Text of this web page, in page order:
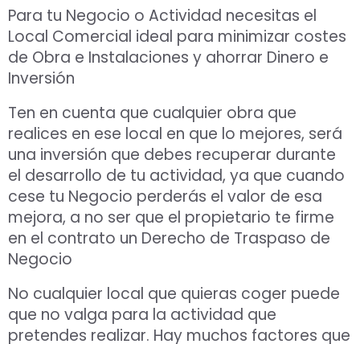
Para tu Negocio o Actividad necesitas el
Local Comercial ideal para minimizar costes
de Obra e Instalaciones y ahorrar Dinero e
Inversión
Ten en cuenta que cualquier obra que
realices en ese local en que lo mejores, será
una inversión que debes recuperar durante
el desarrollo de tu actividad, ya que cuando
cese tu Negocio perderás el valor de esa
mejora, a no ser que el propietario te firme
en el contrato un Derecho de Traspaso de
Negocio
No cualquier local que quieras coger puede
que no valga para la actividad que
pretendes realizar. Hay muchos factores que